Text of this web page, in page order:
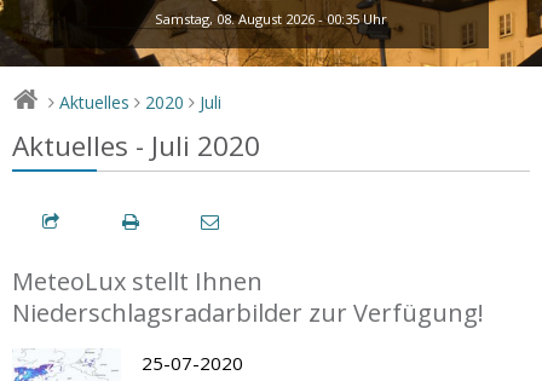
Samstag, 08. August 2026 - 00:35 Uhr
> Aktuelles > 2020 > Juli
Aktuelles - Juli 2020
MeteoLux stellt Ihnen
Niederschlagsradarbilder zur Verfügung!
25-07-2020